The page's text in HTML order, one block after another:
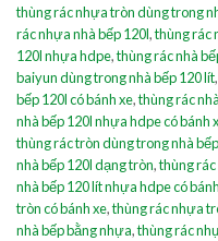
thùng rác nhựa tròn dùng trong
rác nhựa nhà bếp 120l,thùng rác
120l nhựa hdpe,thùng rác nhà
baiyun dùng trong nhà bếp 120 lít
bếp 120l có bánh xe,thùng rác
nhà bếp 120l nhựa hdpe có bánh
thùng rác tròn dùng trong nhà
nhà bếp 120l dạng tròn,thùng rác
nhà bếp 120 lít nhựa hdpe có
tròn có bánh xe,thùng rác nhựa
nhà bếp bằng nhựa,thùng rác